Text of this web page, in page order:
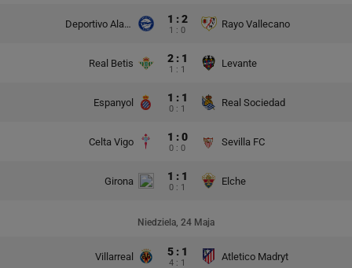
Deportivo Alaves 1 : 2
1 : 0
Rayo Vallecano
Real Betis 2 : 1
1 : 1
Levante
Espanyol 1 : 1
0 : 1
Real Sociedad
Celta Vigo 1 : 0
0 : 0
Sevilla FC
Girona 1 : 1
0 : 1
Elche
Niedziela, 24 Maja
Villarreal 5 : 1
4 : 1
Atletico Madryt